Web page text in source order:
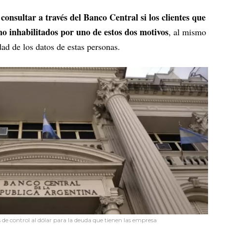
a través del Banco Central si los clientes que
inhabilitados por uno de estos dos motivos, al mismo
de los datos de estas personas.
control al dólar para la deuda que tienen las empresa